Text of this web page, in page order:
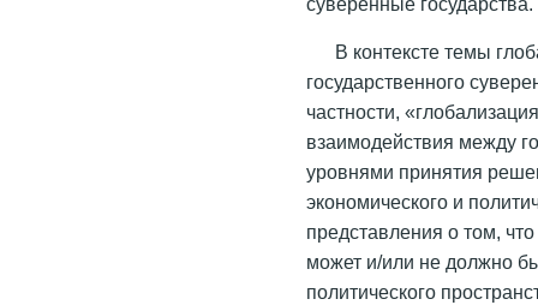
В контексте темы
государственного
частности,
взаимодействия между
уровнями принятия
экономического и
представления о том,
может и/или не должно
политического